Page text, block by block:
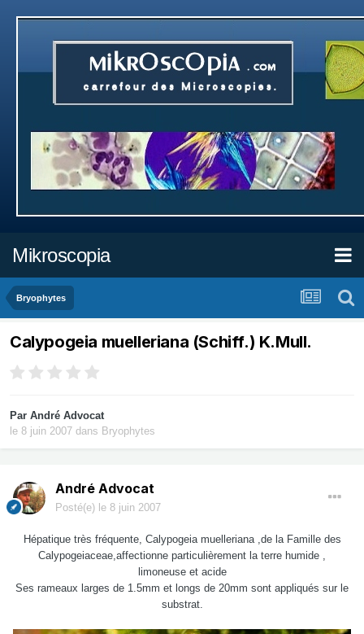
Mikroscopia
Bryophytes
Calypogeia muelleriana (Schiff.) K.Mull.
Par André Advocat
le 8 juin 2007 dans Bryophytes
André Advocat
Posté(e) le 8 juin 2007
Hépatique très fréquente, Calypogeia muelleriana ,de la Famille des
Calypogeiaceae,affectionne particulièrement la terre humide ,
limoneuse et acide
Ses rameaux larges de 1.5mm et longs de 20mm sont appliqués sur le
substrat.